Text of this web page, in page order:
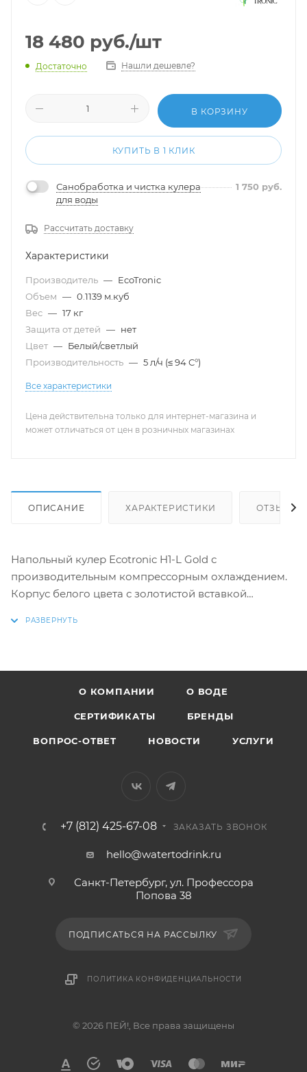
18 480 руб./шт
Достаточно Нашли дешевле?
В КОРЗИНУ
КУПИТЬ В 1 КЛИК
Санобработка и чистка кулера
для воды
1 750 руб.
Рассчитать доставку
Характеристики
Производитель — EcoTronic
Объем — 0.1139 м.куб
Вес — 17 кг
Защита от детей — нет
Цвет — Белый/светлый
Производительность — 5 л/ч (≤ 94 C°)
Все характеристики
Цена действительна только для интернет-магазина и
может отличаться от цен в розничных магазинах
ОПИСАНИЕ ХАРАКТЕРИСТИКИ ОТЗЫВЫ
Напольный кулер Ecotronic H1-L Gold с
производительным компрессорным охлаждением.
Корпус белого цвета с золотистой вставкой
О КОМПАНИИ О ВОДЕ
СЕРТИФИКАТЫ БРЕНДЫ
ВОПРОС-ОТВЕТ НОВОСТИ УСЛУГИ
+7 (812) 425-67-08 ЗАКАЗАТЬ ЗВОНОК
hello@watertodrink.ru
Санкт-Петербург, ул. Профессора
Попова 38
ПОДПИСАТЬСЯ НА РАССЫЛКУ
ПОЛИТИКА КОНФИДЕНЦИАЛЬНОСТИ
© 2026 ПЕЙ!, Все права защищены